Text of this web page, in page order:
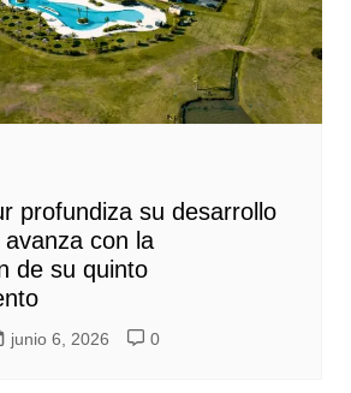
profundiza su desarrollo
con la
de su quinto
junio 6, 2026 0